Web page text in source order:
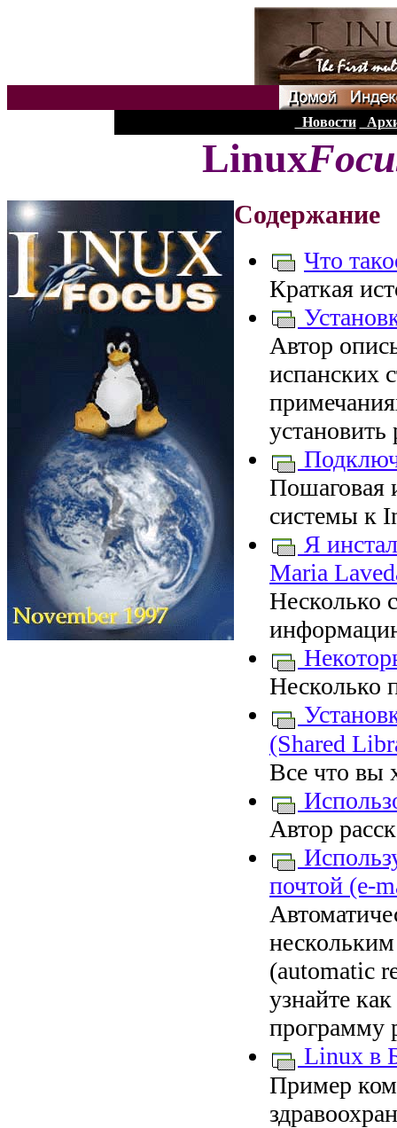
Новости
Linux
Содержание
Что
Краткая
Автор
испанских
Пошаговая
системы к
Я
Maria
Несколько
Несколько
(Shared
Все что вы
Автор
почтой (e-
(automatic
узнайте
программу
Linux в
Пример